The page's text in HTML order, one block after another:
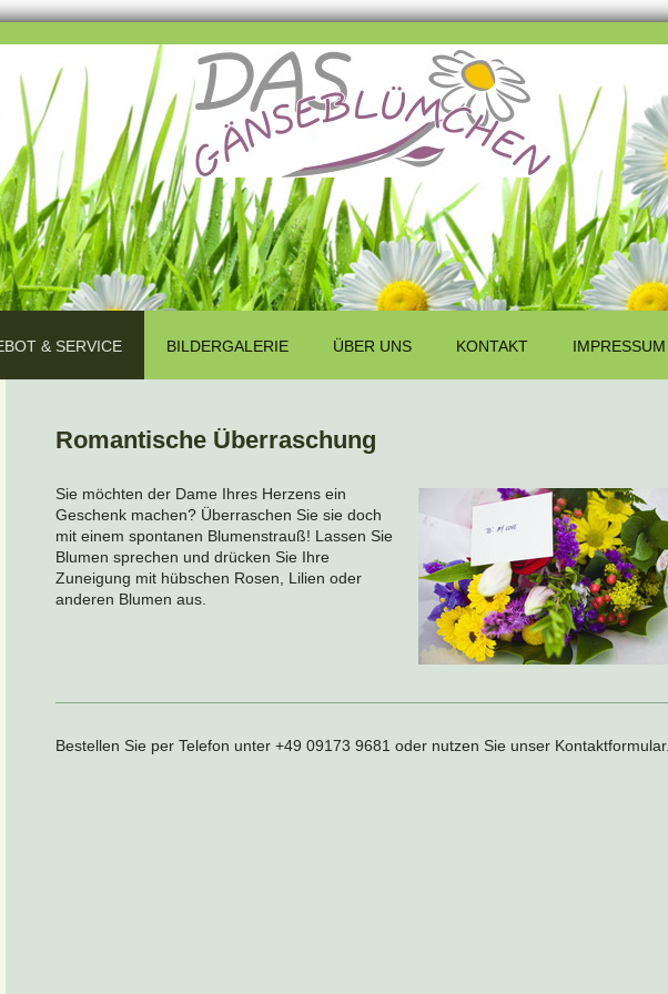
& SERVICE BILDERGALERIE ÜBER UNS KONTAKT IMPRESSUM
Romantische Überraschung
Sie möchten der Dame Ihres Herzens ein
Geschenk machen? Überraschen Sie sie doch
mit einem spontanen Blumenstrauß! Lassen Sie
Blumen sprechen und drücken Sie Ihre
Zuneigung mit hübschen Rosen, Lilien oder
anderen Blumen aus.
Bestellen Sie per Telefon unter+49 09173 9681 oder nutzen Sie unser Kontaktformular.